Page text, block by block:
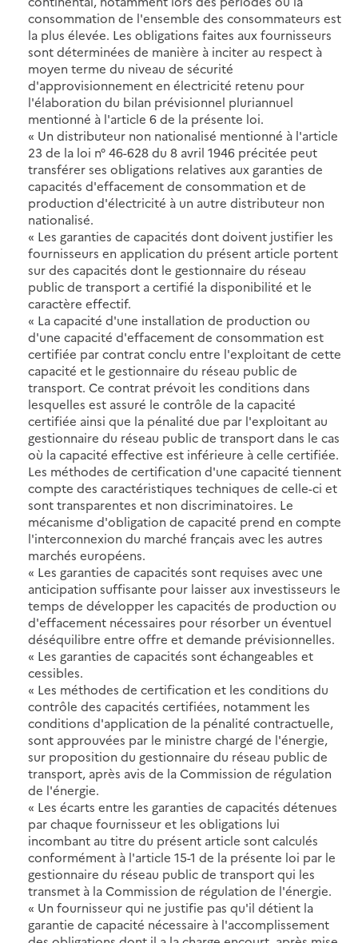
consommation de l'ensemble des consommateurs est
la plus élevée. Les obligations faites aux fournisseurs
sont déterminées de manière à inciter au respect à
moyen terme du niveau de sécurité
d'approvisionnement en électricité retenu pour
l'élaboration du bilan prévisionnel pluriannuel
mentionné à l'article 6 de la présente loi.
« Un distributeur non nationalisé mentionné à l'article
23 de la loi n° 46-628 du 8 avril 1946 précitée peut
transférer ses obligations relatives aux garanties de
capacités d'effacement de consommation et de
production d'électricité à un autre distributeur non
nationalisé.
« Les garanties de capacités dont doivent justifier les
fournisseurs en application du présent article portent
sur des capacités dont le gestionnaire du réseau
public de transport a certifié la disponibilité et le
caractère effectif.
« La capacité d'une installation de production ou
d'une capacité d'effacement de consommation est
certifiée par contrat conclu entre l'exploitant de cette
capacité et le gestionnaire du réseau public de
transport. Ce contrat prévoit les conditions dans
lesquelles est assuré le contrôle de la capacité
certifiée ainsi que la pénalité due par l'exploitant au
gestionnaire du réseau public de transport dans le cas
où la capacité effective est inférieure à celle certifiée.
Les méthodes de certification d'une capacité tiennent
compte des caractéristiques techniques de celle-ci et
sont transparentes et non discriminatoires. Le
mécanisme d'obligation de capacité prend en compte
l'interconnexion du marché français avec les autres
marchés européens.
« Les garanties de capacités sont requises avec une
anticipation suffisante pour laisser aux investisseurs le
temps de développer les capacités de production ou
d'effacement nécessaires pour résorber un éventuel
déséquilibre entre offre et demande prévisionnelles.
« Les garanties de capacités sont échangeables et
cessibles.
« Les méthodes de certification et les conditions du
contrôle des capacités certifiées, notamment les
conditions d'application de la pénalité contractuelle,
sont approuvées par le ministre chargé de l'énergie,
sur proposition du gestionnaire du réseau public de
transport, après avis de la Commission de régulation
de l'énergie.
« Les écarts entre les garanties de capacités détenues
par chaque fournisseur et les obligations lui
incombant au titre du présent article sont calculés
conformément à l'article 15-1 de la présente loi par le
gestionnaire du réseau public de transport qui les
transmet à la Commission de régulation de l'énergie.
« Un fournisseur qui ne justifie pas qu'il détient la
garantie de capacité nécessaire à l'accomplissement